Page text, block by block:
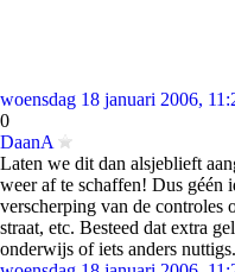
woensdag 18 januari 2006,
0
DaanA
Laten we dit dan alsjeblieft
weer af te schaffen! Dus géén
verscherping van de controles
straat, etc. Besteed dat extra
onderwijs of iets anders nuttigs.